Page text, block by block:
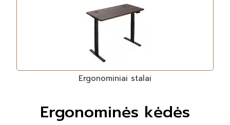
Ergonominiai stalai
Ergonominės kėdės